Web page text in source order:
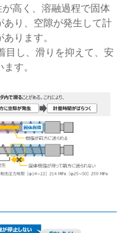
高く、溶融過程で固体
り、空隙が発生して計
ります。
目し、滑りを抑えて、安
す。